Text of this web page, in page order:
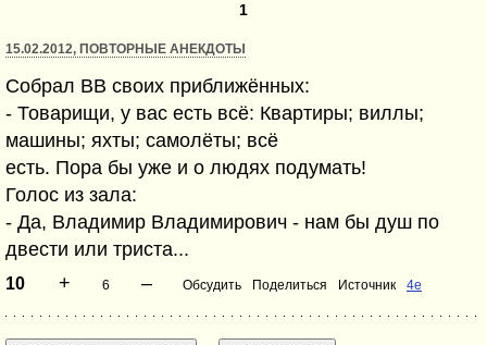
1
15.02.2012, ПОВТОРНЫЕ АНЕКДОТЫ
Собрал ВВ своих приближённых:
- Товарищи, у вас есть всё: Квартиры; виллы;
машины; яхты; самолёты; всё
есть. Пора бы уже и о людях подумать!
Голос из зала:
- Да, Владимир Владимирович - нам бы душ по
двести или триста...
10 + 6 – Обсудить Поделиться Источник 4e